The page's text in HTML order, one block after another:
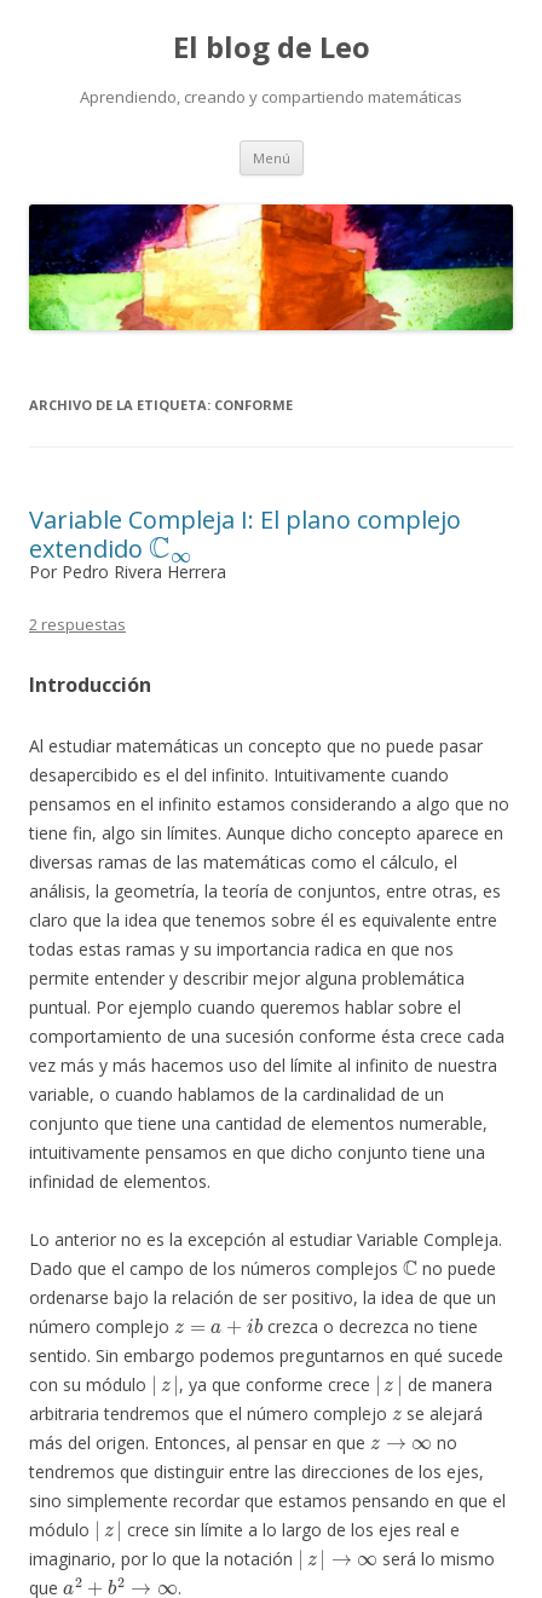
El blog de Leo
Aprendiendo, creando y compartiendo matemáticas
Menú Saltar
contenido
ARCHIVO DE LA ETIQUETA: CONFORME
Variable Compleja I: El plano complejo
extendido
C∞
Por Pedro Rivera Herrera
2 respuestas
Introducción
Al estudiar matemáticas un concepto que no puede pasar
desapercibido es el del infinito. Intuitivamente cuando
pensamos en el infinito estamos considerando a algo que no
tiene fin, algo sin límites. Aunque dicho concepto aparece en
diversas ramas de las matemáticas como el cálculo, el
análisis, la geometría, la teoría de conjuntos, entre otras, es
claro que la idea que tenemos sobre él es equivalente entre
todas estas ramas y su importancia radica en que nos
permite entender y describir mejor alguna problemática
puntual. Por ejemplo cuando queremos hablar sobre el
comportamiento de una sucesión conforme ésta crece cada
vez más y más hacemos uso del límite al infinito de nuestra
variable, o cuando hablamos de la cardinalidad de un
conjunto que tiene una cantidad de elementos numerable,
intuitivamente pensamos en que dicho conjunto tiene una
infinidad de elementos.
Lo anterior no es la excepción al estudiar Variable Compleja.
Dado que el campo de los números complejos
C
no puede
ordenarse bajo la relación de ser positivo, la idea de que un
número complejo
z=a+ib
crezca o decrezca no tiene
sentido. Sin embargo podemos preguntarnos en qué sucede
con su módulo
|z|
, ya que conforme crece
| z|
de manera
arbitraria tendremos que el número complejo
z
se alejará
más del origen. Entonces, al pensar en que
z→ ∞
no
tendremos que distinguir entre las direcciones de los ejes,
sino simplemente recordar que estamos pensando en que el
módulo
|z|
crece sin límite a lo largo de los ejes real e
imaginario, por lo que la notación
|z|→ ∞
será lo mismo
que
a2+b2→ ∞
.